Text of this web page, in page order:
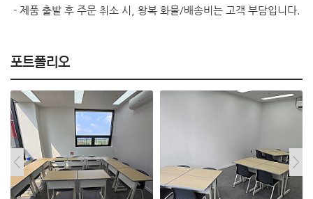
- 제품 출발 후 주문 취소 시, 왕복 화물/배송비는 고객 부담입니다.
포트폴리오